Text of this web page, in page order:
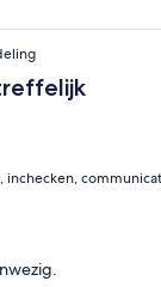
inchecken,